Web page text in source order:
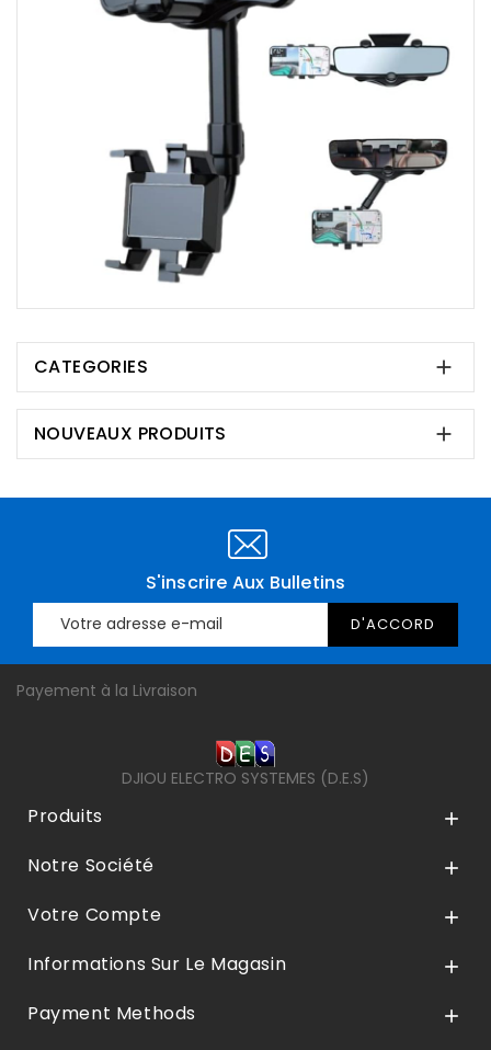
CATEGORIES 
NOUVEAUX PRODUITS 
S'inscrire Aux Bulletins
Payement à la Livraison
DJIOU ELECTRO SYSTEMES (D.E.S)
Produits 
Notre Société 
Votre Compte 
Informations Sur Le Magasin 
Payment Methods 